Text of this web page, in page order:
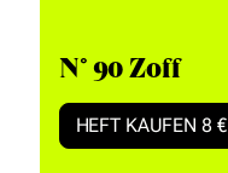
N° 90 Zoff
HEFT KAUFEN 8 €